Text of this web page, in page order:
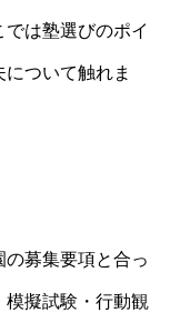
は塾選びのポイ
ついて触れま
の募集要項と合っ
模擬試験・行動観